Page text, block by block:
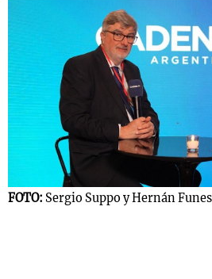
FOTO: Sergio Suppo y Hernán